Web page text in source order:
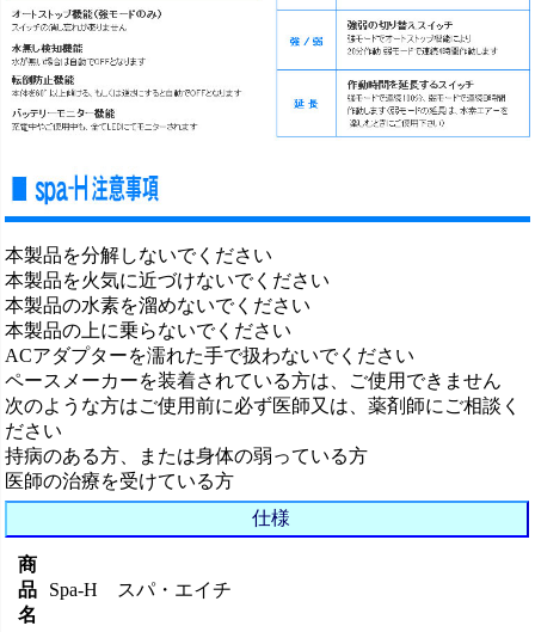
本製品を分解しないでください
本製品を火気に近づけないでください
本製品の水素を溜めないでください
本製品の上に乗らないでください
ACアダプターを濡れた手で扱わないでください
ペースメーカーを装着されている方は、ご使用できません
次のような方はご使用前に必ず医師又は、薬剤師にご相談く
ださい
持病のある方、または身体の弱っている方
医師の治療を受けている方
仕様
商
品
名
Spa-H スパ・エイチ